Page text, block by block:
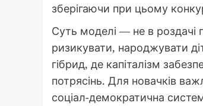
зберігаючи при цьому
Суть моделі — не в
ризикувати, народжувати
гібрид, де капіталізм
потрясінь. Для новачків
соціал-демократична